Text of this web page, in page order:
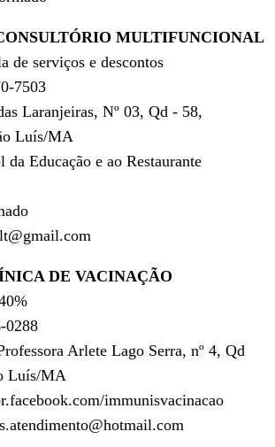
MULTIFUNCIONAL
de serviços e descontos
7503
Laranjeiras, Nº 03, Qd - 58,
Luís/MA
Educação e ao Restaurante
DE VACINAÇÃO
0288
Arlete Lago Serra, nº 4, Qd
Luís/MA
immunisvacinacao